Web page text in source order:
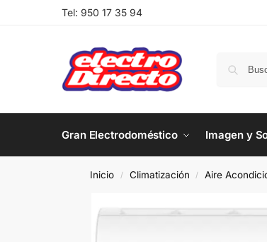
Tel: 950 17 35 94
Gran Electrodoméstico Imagen y
Inicio / Climatización / Aire